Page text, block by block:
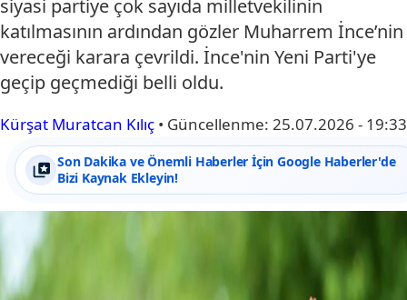
siyasi partiye çok sayıda milletvekilinin
katılmasının ardından gözler Muharrem İnce’nin
vereceği karara çevrildi. İnce'nin Yeni Parti'ye
geçip geçmediği belli oldu.
Kürşat Muratcan Kılıç • Güncellenme: 25.07.2026 - 19:33
Son Dakika ve Önemli Haberler İçin Google Haberler'de
Bizi Kaynak Ekleyin!